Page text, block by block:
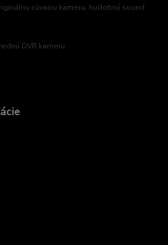
cúvaciu kameru, hudobný sound
DVR kameru